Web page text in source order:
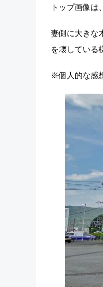
トップ画像は
妻側に大きな
を壊している
※個人的な感